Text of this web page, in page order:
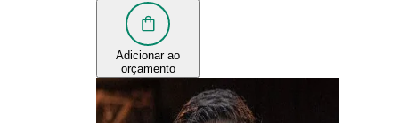
Adicionar ao
orçamento